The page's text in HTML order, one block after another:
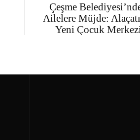
Çeşme
Ailelere Müjde:
Yeni Çocuk Merkezi